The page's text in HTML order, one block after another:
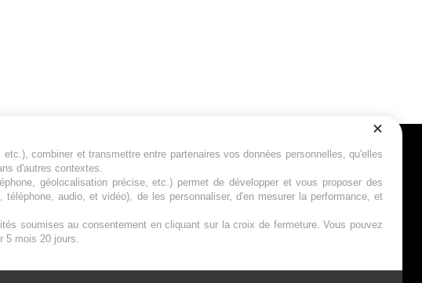
traite
1 et
du
WM
Suivez-nous
combiner et transmettre entre partenaires vos données personnelles, qu'elles
d'autres contextes.
géolocalisation précise, etc.) permet de développer et vous proposer des
audio, et vidéo), de les personnaliser, d'en mesurer la performance, et
soumises au consentement en cliquant sur la croix de fermeture. Vous pouvez
5 mois 20 jours.